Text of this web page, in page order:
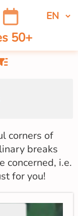
50+
corners of
breaks
concerned, i.e.
for you!